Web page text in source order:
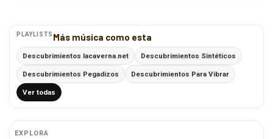
PLAYLISTS Más música como esta
Descubrimientos lacaverna.net Descubrimientos Sintéticos
Descubrimientos Pegadizos Descubrimientos Para Vibrar
Ver todas
EXPLORA